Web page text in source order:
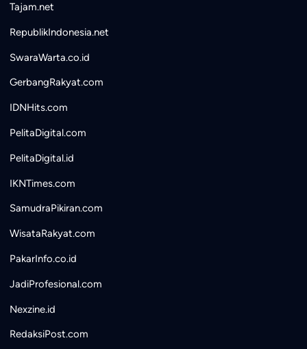
Tajam.net
RepublikIndonesia.net
SwaraWarta.co.id
GerbangRakyat.com
IDNHits.com
PelitaDigital.com
PelitaDigital.id
IKNTimes.com
SamudraPikiran.com
WisataRakyat.com
PakarInfo.co.id
JadiProfesional.com
Nexzine.id
RedaksiPost.com